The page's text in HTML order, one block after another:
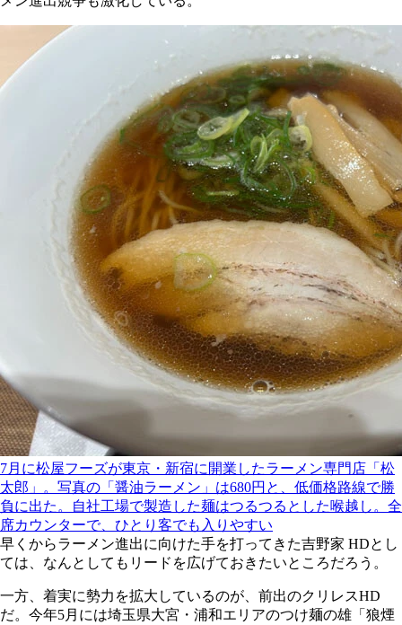
7月に松屋フーズが東京・新宿に開業したラーメン専門店「松
太郎」。写真の「醤油ラーメン」は680円と、低価格路線で勝
負に出た。自社工場で製造した麺はつるつるとした喉越し。全
席カウンターで、ひとり客でも入りやすい
早くからラーメン進出に向けた手を打ってきた吉野家 HDとし
ては、なんとしてもリードを広げておきたいところだろう。
一方、着実に勢力を拡大しているのが、前出のクリレスHD
だ。今年5月には埼玉県大宮・浦和エリアのつけ麺の雄「狼煙